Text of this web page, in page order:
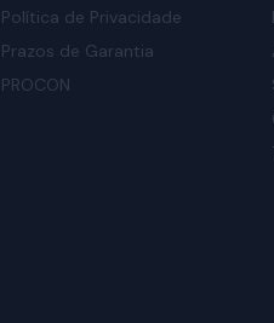
Política de Privacidade
Prazos de Garantia
PROCON